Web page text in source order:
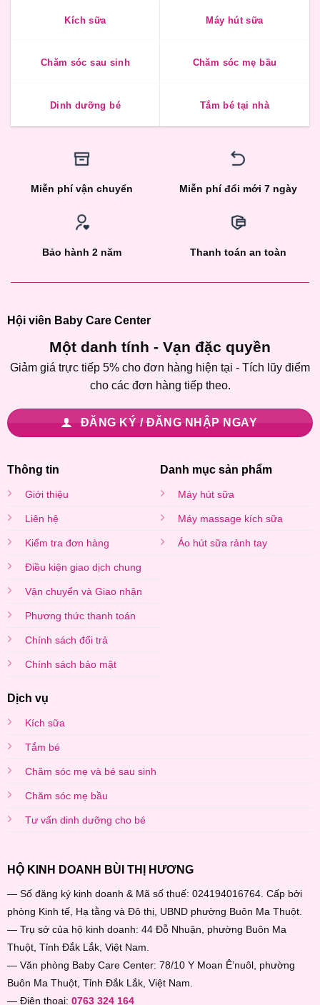
Kích sữa Máy hút sữa
Chăm sóc sau sinh Chăm sóc mẹ bầu
Dinh dưỡng bé Tắm bé tại nhà
Miễn phí vận chuyển Miễn phí đổi mới 7 ngày
Bảo hành 2 năm Thanh toán an toàn
Hội viên Baby Care Center
Một danh tính - Vạn đặc quyền
Giảm giá trực tiếp 5% cho đơn hàng hiện tại - Tích lũy điểm
cho các đơn hàng tiếp theo.
ĐĂNG KÝ / ĐĂNG NHẬP NGAY
Thông tin
Giới thiệu
Liên hệ
Kiểm tra đơn hàng
Điều kiện giao dịch chung
Vận chuyển và Giao nhận
Phương thức thanh toán
Chính sách đổi trả
Chính sách bảo mật
Danh mục sản phẩm
Máy hút sữa
Máy massage kích sữa
Áo hút sữa rảnh tay
Dịch vụ
Kích sữa
Tắm bé
Chăm sóc mẹ và bé sau sinh
Chăm sóc mẹ bầu
Tư vấn dinh dưỡng cho bé
HỘ KINH DOANH BÙI THỊ HƯƠNG
— Số đăng ký kinh doanh & Mã số thuế: 024194016764. Cấp bởi
phòng Kinh tế, Hạ tằng và Đô thị, UBND phường Buôn Ma Thuột.
— Trụ sở của hộ kinh doanh: 44 Đỗ Nhuận, phường Buôn Ma
Thuột, Tỉnh Đắk Lắk, Việt Nam.
— Văn phòng Baby Care Center: 78/10 Y Moan Ê’nuôl, phường
Buôn Ma Thuột, Tỉnh Đắk Lắk, Việt Nam.
— Điện thoại: 0763 324 164